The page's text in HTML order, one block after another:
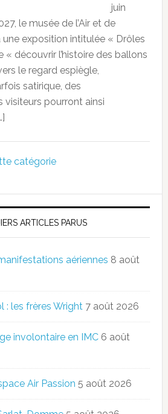
juin
le musée de l’Air et de
une exposition intitulée « Drôles
« découvrir l’histoire des ballons
le regard espiègle,
satirique, des
visiteurs pourront ainsi
catégorie
ARTICLES PARUS
aériennes 8 août
: les frères Wright 7 août 2026
involontaire en IMC 6 août
Air Passion 5 août 2026